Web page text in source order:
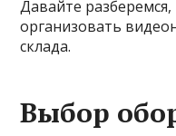
Давайте
организовать
склада.
Выбор